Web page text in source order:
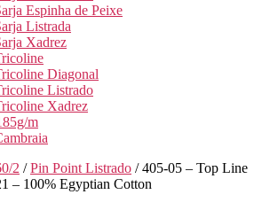
Espinha de Peixe
Listrada
Xadrez
Diagonal
Listrado
Xadrez
m
2 /Pin Point Listrado / 405-05 – Top Line
– 100% Egyptian Cotton